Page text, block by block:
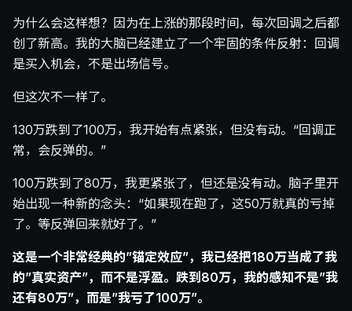
为什么会这样想？因为在上涨的那段时间，每次回调之后都
创了新高。我的大脑已经建立了一个牢固的条件反射：回调
是买入机会，不是出场信号。
但这次不一样了。
130万跌到了100万，我开始有点紧张，但没有动。“回调正
常，会反弹的。”
100万跌到了80万，我更紧张了，但还是没有动。脑子里开
始出现一种新的念头：“如果现在跑了，这50万就真的亏掉
了。等反弹回来就好了。”
这是一个非常经典的”锚定效应”，我已经把180万当成了我
的”真实资产”，而不是浮盈。跌到80万，我的感知不是”我
还有80万”，而是”我亏了100万”。